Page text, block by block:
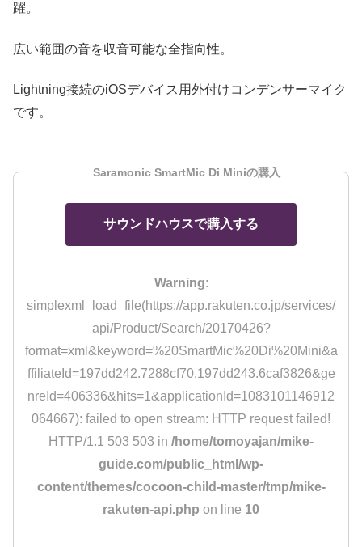
躍。
広い範囲の音を収音可能な全指向性。
Lightning接続のiOSデバイス用外付けコンデンサーマイク
です。
Saramonic SmartMic Di Miniの購入
サウンドハウスで購入する
Warning:
simplexml_load_file(https://app.rakuten.co.jp/services/
api/Product/Search/20170426?
format=xml&keyword=%20SmartMic%20Di%20Mini&a
ffiliateId=197dd242.7288cf70.197dd243.6caf3826&ge
nreId=406336&hits=1&applicationId=1083101146912
064667): failed to open stream: HTTP request failed!
HTTP/1.1 503 503 in /home/tomoyajan/mike-
guide.com/public_html/wp-
content/themes/cocoon-child-master/tmp/mike-
rakuten-api.php on line 10